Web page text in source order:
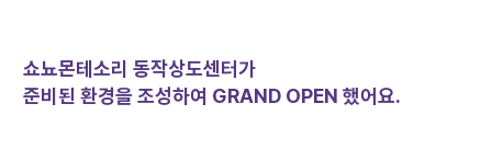
쇼뇨몬테소리 동작상도센터가
준비된 환경을 조성하여 GRAND OPEN 했어요.